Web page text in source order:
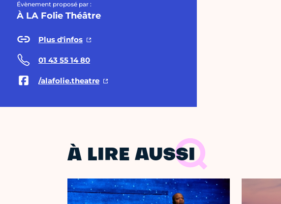
Évènement proposé par :
À LA Folie Théâtre
Plus d'infos
01 43 55 14 80
/alafolie.theatre
À LIRE AUSSI